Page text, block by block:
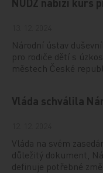
Národní ústav
pro rodiče dětí s
městech České
Vláda schválila
Vláda na svém
důležitý dokument,
definuje potřebné